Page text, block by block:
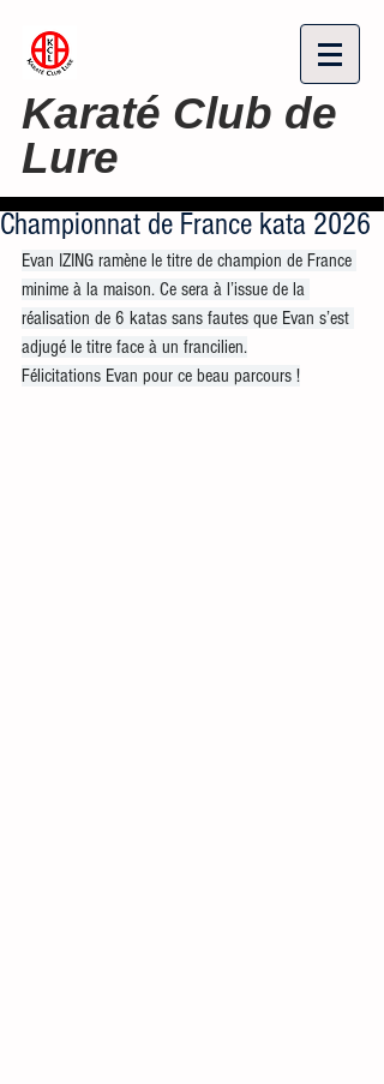
Karaté Club de
Lure
Championnat de France kata 2026
Evan IZING ramène le titre de champion de France
minime à la maison. Ce sera à l’issue de la
réalisation de 6 katas sans fautes que Evan s’est
adjugé le titre face à un francilien.
Félicitations Evan pour ce beau parcours !